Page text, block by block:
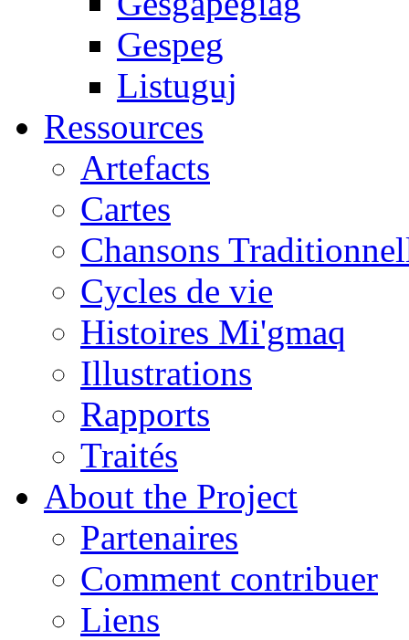
Gespeg
Listuguj
Ressources
Artefacts
Cartes
Chansons
Cycles de vie
Histoires Mi'gmaq
Illustrations
Rapports
Traités
About the Project
Partenaires
Comment contribuer
Liens